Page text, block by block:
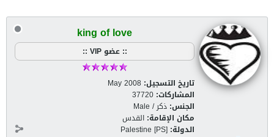
king of love
:: عضو VIP ::
تاريخ التسجيل: May 2008
المشاركات: 37720
الجنس: ذكر / Male
مكان الإقامة: القدس
الدولة: Palestine [PS]